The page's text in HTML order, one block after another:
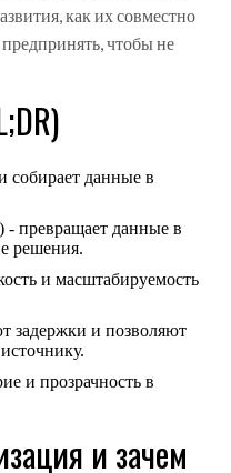
как их совместно
чтобы не
собирает данные в
- превращает данные в
решения.
и масштабируемость
задержки и позволяют
и прозрачность в
и зачем